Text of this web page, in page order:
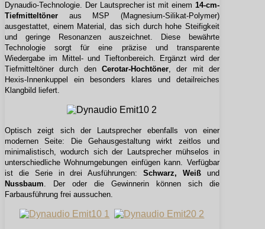
Dynaudio-Technologie. Der Lautsprecher ist mit einem 14-cm-
Tiefmitteltöner aus MSP (Magnesium-Silikat-Polymer)
ausgestattet, einem Material, das sich durch hohe Steifigkeit
und geringe Resonanzen auszeichnet. Diese bewährte
Technologie sorgt für eine präzise und transparente
Wiedergabe im Mittel- und Tieftonbereich. Ergänzt wird der
Tiefmitteltöner durch den Cerotar-Hochtöner, der mit der
Hexis-Innenkuppel ein besonders klares und detailreiches
Klangbild liefert.
Optisch zeigt sich der Lautsprecher ebenfalls von einer
modernen Seite: Die Gehausgestaltung wirkt zeitlos und
minimalistisch, wodurch sich der Lautsprecher mühselos in
unterschiedliche Wohnumgebungen einfügen kann. Verfügbar
ist die Serie in drei Ausführungen:Schwarz, Weiß und
Nussbaum. Der oder die Gewinnerin können sich die
Farbausführung frei aussuchen.